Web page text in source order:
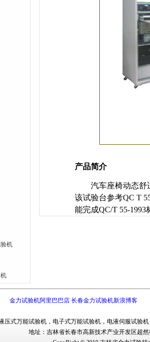
机
产品简介
汽车座椅动态舒
该试验台参考QC T
能完成QC/T 55-1993
金力试验机阿里巴巴店 长春金力试验机新浪博客
压式万能试验机， 电子式万能试验机， 电液伺服试验机
地址：吉林省长春市高新技术产业开发区超然